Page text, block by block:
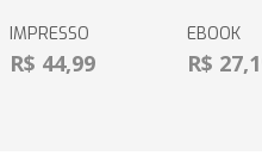
IMPRESSO
R$ 44,99
EBOOK
R$